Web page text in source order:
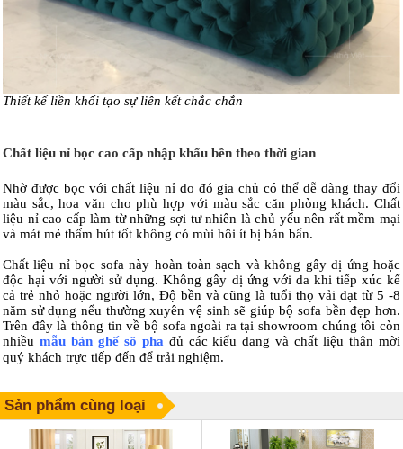
Thiết kế liền khối tạo sự liên kết chắc chắn
Chất liệu nỉ bọc cao cấp nhập khẩu bền theo thời gian
Nhờ được bọc với chất liệu nỉ do đó gia chủ có thể dễ dàng thay đổi
màu sắc, hoa văn cho phù hợp với màu sắc căn phòng khách. Chất
liệu nỉ cao cấp làm từ những sợi tư nhiên là chủ yếu nên rất mềm mại
và mát mẻ thấm hút tốt không có mùi hôi ít bị bán bẩn.
Chất liệu nỉ bọc sofa này hoàn toàn sạch và không gây dị ứng hoặc
độc hại với người sử dụng. Không gây dị ứng với da khi tiếp xúc kể
cả trẻ nhỏ hoặc người lớn, Độ bền và cũng là tuổi thọ vải đạt từ 5 -8
năm sử dụng nếu thường xuyên vệ sinh sẽ giúp bộ sofa bền đẹp hơn.
Trên đây là thông tin về bộ sofa ngoài ra tại showroom chúng tôi còn
nhiều mẫu bàn ghế sô pha đủ các kiểu dang và chất liệu thân mời
quý khách trực tiếp đến để trải nghiệm.
Sản phẩm cùng loại